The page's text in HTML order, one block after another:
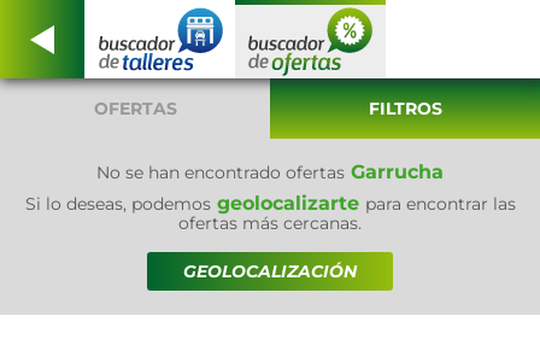
OFERTAS FILTROS
No se han encontrado ofertas Garrucha
Si lo deseas, podemosgeolocalizarte para encontrar las
ofertas más cercanas.
GEOLOCALIZACIÓN